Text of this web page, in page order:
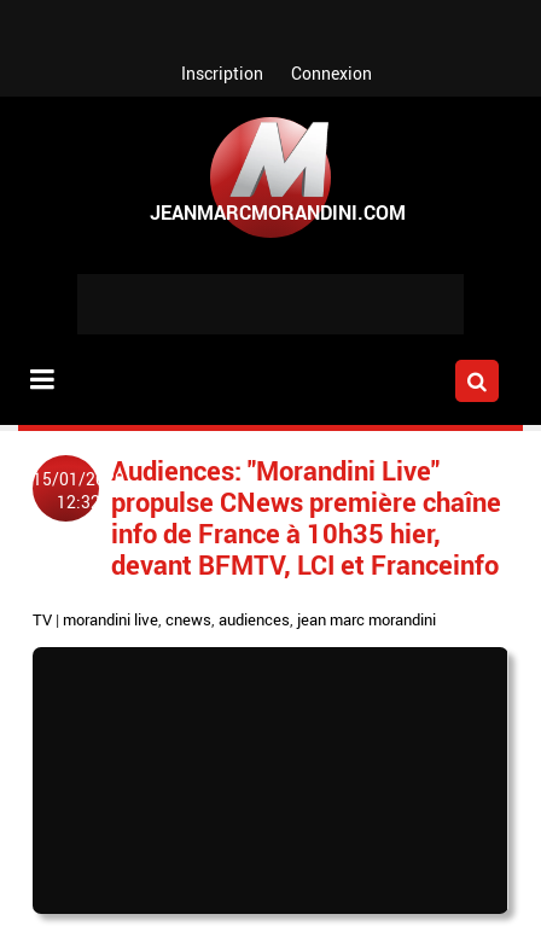
Inscription Connexion
15/01/2020
12:32
Audiences: "Morandini Live"
propulse CNews première chaîne
info de France à 10h35 hier,
devant BFMTV, LCI et Franceinfo
TV |morandini live,cnews,audiences, jean marc morandini